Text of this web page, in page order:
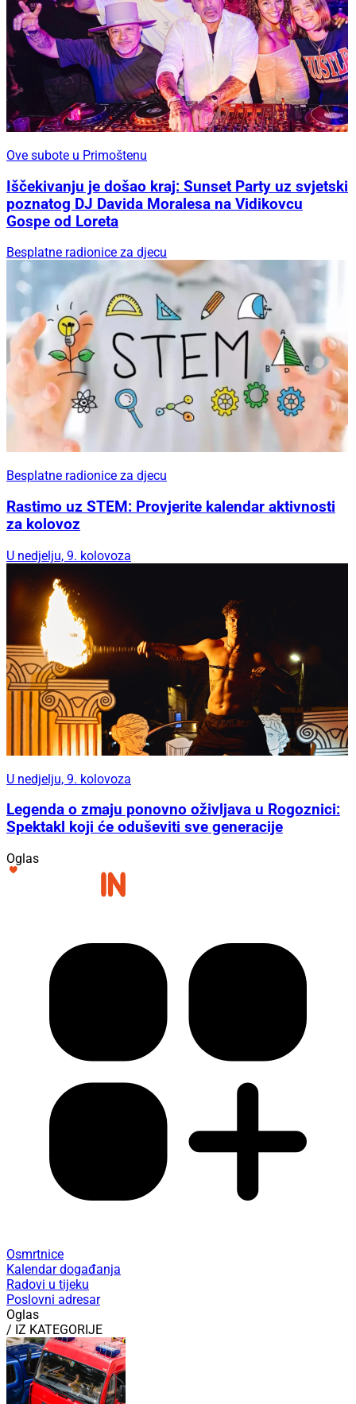
Ove subote u Primoštenu
Iščekivanju je došao kraj: Sunset Party uz svjetski
poznatog DJ Davida Moralesa na Vidikovcu
Gospe od Loreta
Besplatne radionice za djecu
Besplatne radionice za djecu
Rastimo uz STEM: Provjerite kalendar aktivnosti
za kolovoz
U nedjelju, 9. kolovoza
U nedjelju, 9. kolovoza
Legenda o zmaju ponovno oživljava u Rogoznici:
Spektakl koji će oduševiti sve generacije
Oglas
Osmrtnice
Kalendar događanja
Radovi u tijeku
Poslovni adresar
Oglas
/ IZ KATEGORIJE